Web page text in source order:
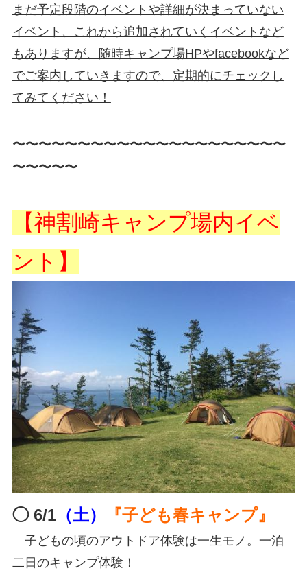
まだ予定段階のイベントや詳細が決まっていない
イベント、これから追加されていくイベントなど
もありますが、随時キャンプ場HPやfacebookなど
でご案内していきますので、定期的にチェックし
てみてください！
〜〜〜〜〜〜〜〜〜〜〜〜〜〜〜〜〜〜〜〜〜
〜〜〜〜〜
【神割崎キャンプ場内イベ
ント】
◯ 6/1（土） 『子ども春キャンプ』
子どもの頃のアウトドア体験は一生モノ。一泊
二日のキャンプ体験！